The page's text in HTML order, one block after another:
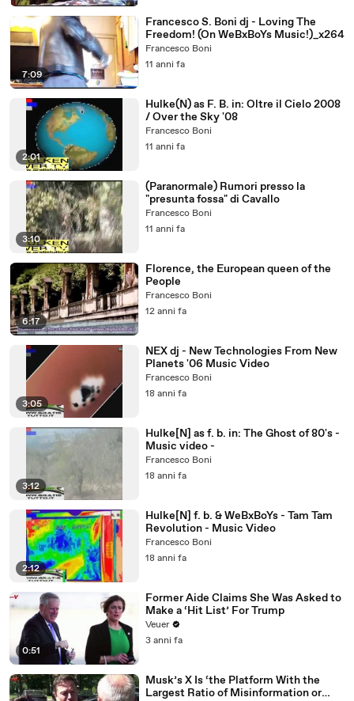
7:09
Francesco S. Boni dj - Loving The
Freedom! (On WeBxBoYs Music!)_x264
Francesco Boni
11 anni fa
2:01
Hulke(N) as F. B. in: Oltre il Cielo 2008
/ Over the Sky '08
Francesco Boni
11 anni fa
3:10
(Paranormale) Rumori presso la
"presunta fossa" di Cavallo
Francesco Boni
11 anni fa
6:17
Florence, the European queen of the
People
Francesco Boni
12 anni fa
3:05
NEX dj - New Technologies From New
Planets '06 Music Video
Francesco Boni
18 anni fa
3:12
Hulke[N] as f. b. in: The Ghost of 80's -
Music video -
Francesco Boni
18 anni fa
2:12
Hulke[N] f. b. & WeBxBoYs - Tam Tam
Revolution - Music Video
Francesco Boni
18 anni fa
0:51
Former Aide Claims She Was Asked to
Make a ‘Hit List’ For Trump
Veuer
3 anni fa
Musk’s X Is ‘the Platform With the
Largest Ratio of Misinformation or